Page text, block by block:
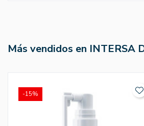
Más vendidos en INTERSA
-15%